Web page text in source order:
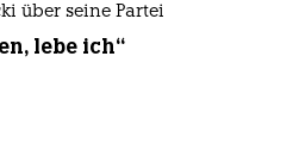
über seine Partei
lebe ich“